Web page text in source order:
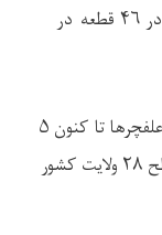
ثبت علفچرها ۱۹۰ هزار و ۸۹۱ جریب علفچر را در ۴۶ قطعه در
این وزارت ازآغاز کار سروی، علامه گذاری وثبت علفچرها تا کنون ۵
میلیون و ۷۴۳ هزار و ۶۵۵ جریب علفچر در سطح ۲۸ ولایت کشور